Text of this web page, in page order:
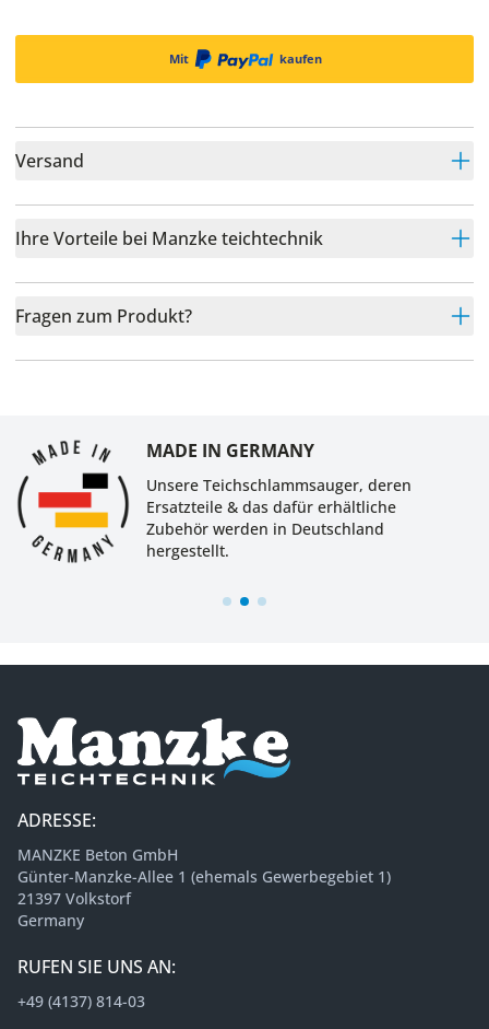
Mit kaufen
Versand
Ihre Vorteile bei Manzke teichtechnik
Fragen zum Produkt?
MADE IN GERMANY
Unsere Teichschlammsauger, deren
Ersatzteile & das dafür erhältliche
Zubehör werden in Deutschland
hergestellt.
ADRESSE:
MANZKE Beton GmbH
Günter-Manzke-Allee 1 (ehemals Gewerbegebiet 1)
21397 Volkstorf
Germany
RUFEN SIE UNS AN:
+49 (4137) 814-03